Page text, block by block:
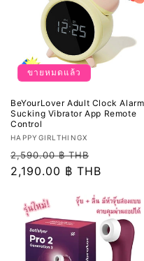
ขายหมดแล้ว
BeYourLover Adult Clock
Sucking Vibrator App Remote
Control
เวน
เด
อร์:
HAPPYGIRLTHINGX
ราคา
ปกติ
2,590.00 ฿ THB
โปรโมชัน
2,190.00 ฿ THB